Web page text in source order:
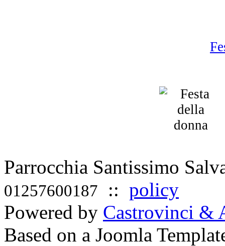
Parrocchia Santissimo
01257600187 :: policy
Powered by Castrovinci &
Based on a Joomla